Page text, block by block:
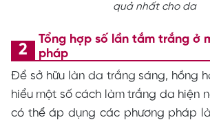
quả nhất cho da
Tổng hợp số lần tắm trắng ở
pháp
Để sở hữu làn da trắng sáng, hồng
hiểu một số cách làm trắng da hiện
có thể áp dụng các phương pháp